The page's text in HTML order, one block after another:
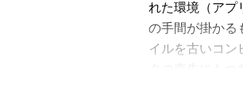
れた環境（アプ
の手間が掛かる
イルを古いコン